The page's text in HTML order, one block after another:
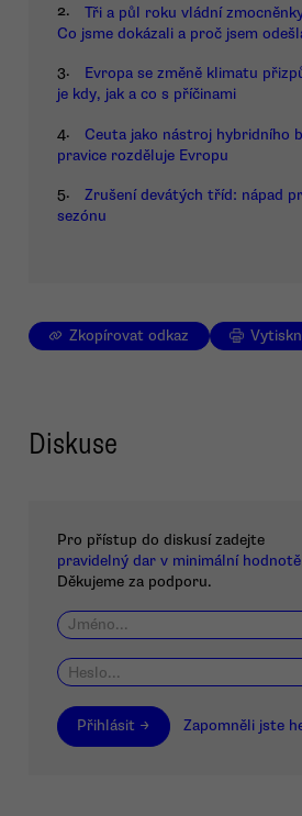
2.
Tři a půl roku vládní
Co jsme dokázali a proč jsem
3.
Evropa se změně klimatu
je kdy, jak a co s příčinami
4.
Ceuta jako nástroj hybridního
pravice rozděluje Evropu
5.
Zrušení devátých tříd: nápad
sezónu
Zkopírovat odkaz
Diskuse
Pro přístup do diskusí zadejte
pravidelný dar v minimální
Děkujeme za podporu.
Přihlásit → Zapomněli jste